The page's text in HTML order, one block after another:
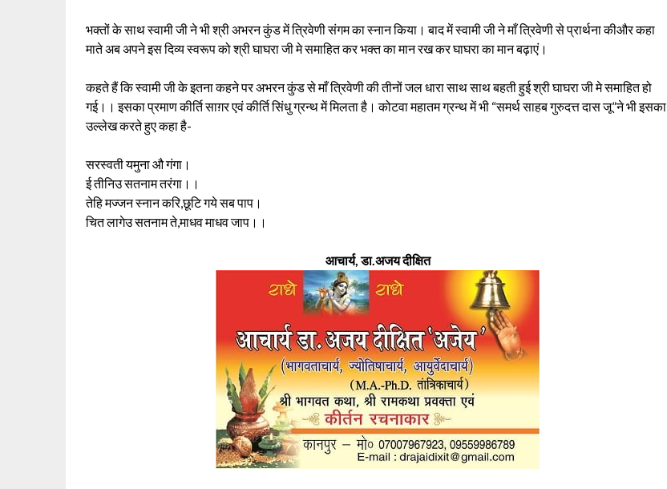
भक्तों के साथ स्वामी जी ने भी श्री अभरन कुंड में त्रिवेणी संगम का स्नान किया। बाद में स्वामी जी ने माँ त्रिवेणी से प्रार्थना कीऔर कहा
माते अब अपने इस दिव्य स्वरूप को श्री घाघरा जी मे समाहित कर भक्त का मान रख कर घाघरा का मान बढ़ाएं।
कहते हैं कि स्वामी जी के इतना कहने पर अभरन कुंड से माँ त्रिवेणी की तीनों जल धारा साथ साथ बहती हुई श्री घाघरा जी मे समाहित हो
गई।। इसका प्रमाण कीर्ति साग़र एवं कीर्ति सिंधु ग्रन्थ में मिलता है। कोटवा महातम ग्रन्थ में भी “समर्थ साहब गुरुदत्त दास जू”ने भी इसका
उल्लेख करते हुए कहा है-
सरस्वती यमुना औ गंगा।
ई तीनिउ सतनाम तरंगा।।
तेहि मज्जन स्नान करि,छूटि गये सब पाप।
चित लागेउ सतनाम ते,माधव माधव जाप।।
आचार्य, डा.अजय दीक्षित